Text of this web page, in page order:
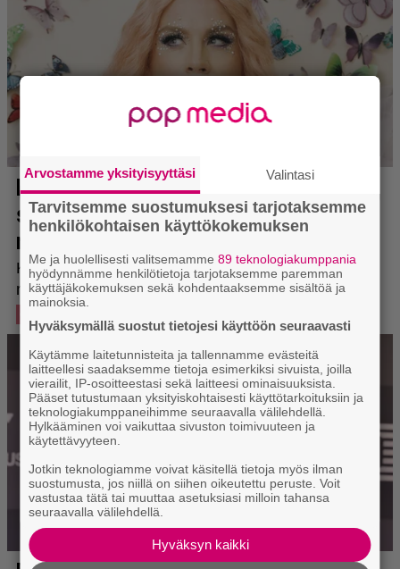
Arvostamme yksityisyyttäsi Valintasi
Tarvitsemme suostumuksesi tarjotaksemme
henkilökohtaisen käyttökokemuksen
Me ja huolellisesti valitsemamme89 teknologiakumppania
hyödynnämme henkilötietoja tarjotaksemme paremman
käyttäjäkokemuksen sekä kohdentaaksemme sisältöä ja
mainoksia.
Hyväksymällä suostut tietojesi käyttöön seuraavasti
Käytämme laitetunnisteita ja tallennamme evästeitä
laitteellesi saadaksemme tietoja esimerkiksi sivuista, joilla
vierailit, IP-osoitteestasi sekä laitteesi ominaisuuksista.
Pääset tutustumaan yksityiskohtaisesti käyttötarkoituksiin ja
teknologiakumppaneihimme seuraavalla välilehdellä.
Hylkääminen voi vaikuttaa sivuston toimivuuteen ja
käytettävyyteen.
Jotkin teknologiamme voivat käsitellä tietoja myös ilman
suostumusta, jos niillä on siihen oikeutettu peruste. Voit
vastustaa tätä tai muuttaa asetuksiasi milloin tahansa
seuraavalla välilehdellä.
Hyväksyn kaikki